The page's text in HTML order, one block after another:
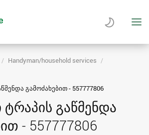
Handyman/household services
გამოძახებით - 557777806
გაწმენდა
- 557777806